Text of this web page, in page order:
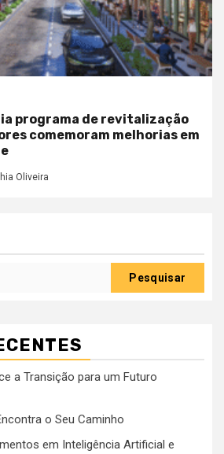
programa de revitalização
comemoram melhorias em
Oliveira
Pesquisar
a Transição para um Futuro
o Seu Caminho
em Inteligência Artificial e